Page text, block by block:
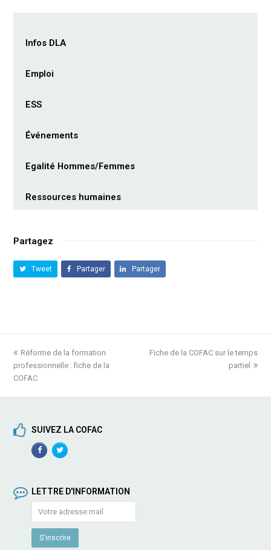
Infos DLA
Emploi
ESS
Événements
Egalité Hommes/Femmes
Ressources humaines
Partagez
Tweet Partager Partager
previous
post:
Réforme de la formation
professionnelle : fiche de la
COFAC
next
Fiche de la COFAC sur le temps
partiel
SUIVEZ LA COFAC
FacebookTwitterProfile
LETTRE D'INFORMATION